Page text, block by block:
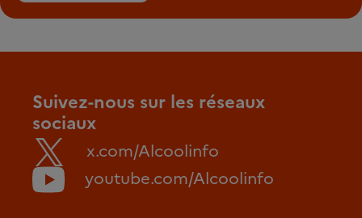
Suivez-nous sur les réseaux
sociaux
x.com/Alcoolinfo
youtube.com/Alcoolinfo